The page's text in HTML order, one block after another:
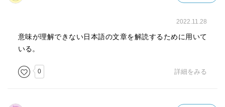
2022.11.28
意味が理解できない日本語の文章を解読するために用いて
いる。
0 詳細をみる